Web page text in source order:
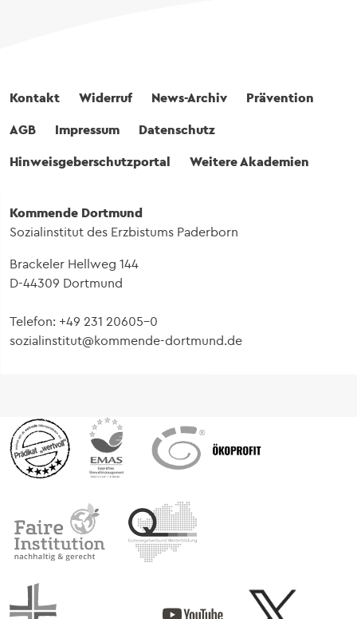
Fußbereich
Kontakt Widerruf News-Archiv
Prävention
AGB
Impressum
Datenschutz
Hinweisgeberschutzportal
Weitere Akademien
Kommende Dortmund
Sozialinstitut des Erzbistums Paderborn
Brackeler Hellweg 144
D-44309 Dortmund
Telefon: +49 231 20605-0
sozialinstitut@kommende-dortmund.de